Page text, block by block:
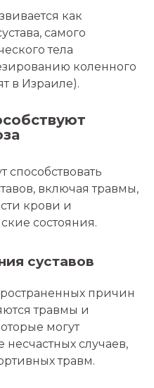
как
самого
тела
коленного
в Израиле).
способствовать
включая травмы,
крови и
состояния.
суставов
причин
травмы и
могут
несчастных случаев,
травм.